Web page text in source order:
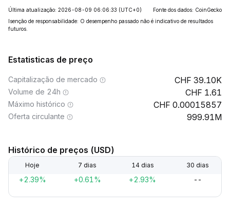
Última atualização: 2026-08-09 06:06:33 (UTC+0)
Fonte dos dados: CoinGecko
Isenção de responsabilidade: O desempenho passado não é indicativo de resultados
futuros.
Estatisticas de preço
Capitalização de mercado 39.10K
Volume de 24h 1.61
Máximo histórico 0.00015857
Oferta circulante 999.91M
Histórico de preços (USD)
Hoje 7 dias 14 dias 30 dias
+2.39% +0.61% +2.93% --